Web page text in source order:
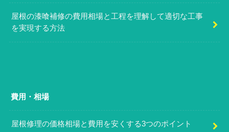
屋根の漆喰補修の費用相場と工程を理解して適切な工事
を実現する方法
費用・相場
屋根修理の価格相場と費用を安くする3つのポイント